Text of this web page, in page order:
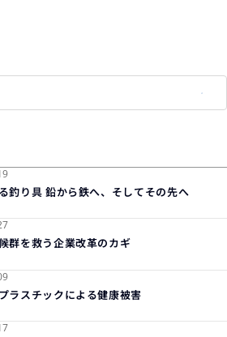
釣り具 鉛から鉄へ、そしてその先へ
群を救う企業改革のカギ
ラスチックによる健康被害